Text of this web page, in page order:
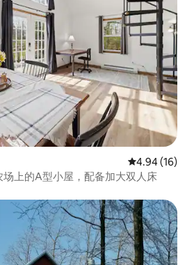
平均评分
4.94 (16)
场上的A型小屋，配备加大双人床